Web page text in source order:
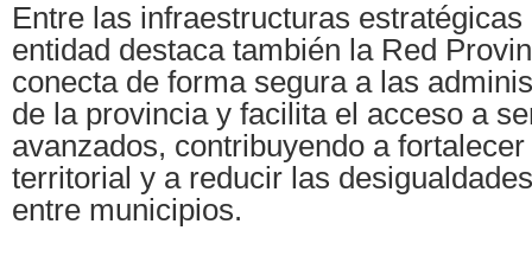
Entre las infraestructuras
entidad destaca también la Red
conecta de forma segura a las
de la provincia y facilita el acceso a
avanzados, contribuyendo a
territorial y a reducir las
entre municipios.